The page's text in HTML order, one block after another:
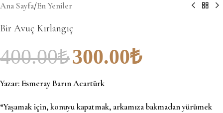
Ana Sayfa/En Yeniler
Bir Avuç Kırlangıç
400.00₺300.00₺
Yazar: Esmeray Barın Acartürk
“Yaşamak için, konuyu kapatmak, arkamıza bakmadan yürümek